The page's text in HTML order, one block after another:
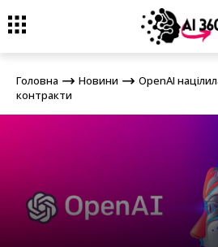
Головна OpenAI
Головна Новини
OpenAI
контракти